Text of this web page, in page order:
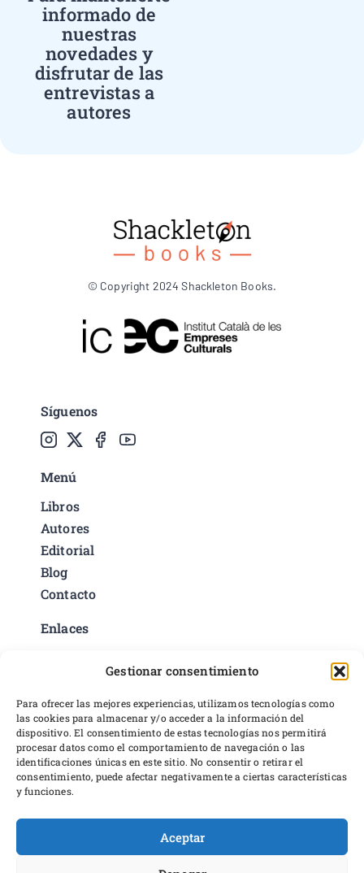
Gestionar consentimiento
Para ofrecer las mejores experiencias, utilizamos tecnologías como
las cookies para almacenar y/o acceder a la información del
dispositivo. El consentimiento de estas tecnologías nos permitirá
procesar datos como el comportamiento de navegación o las
identificaciones únicas en este sitio. No consentir o retirar el
consentimiento, puede afectar negativamente a ciertas características
y funciones.
Aceptar
informado de
nuestras
novedades y
disfrutar de las
entrevistas a
autores
© Copyright 2024 Shackleton Books.
Síguenos
Menú
Libros
Autores
Editorial
Blog
Contacto
Enlaces
Condiciones del servicio
Preferencias de cookies
Políticas de devoluciones y reembolsos
Desarrollo web
Proyecto financiado por Dirección General del Libro y Fomento a
la Lectura, Ministerio de Cultura y Deporte